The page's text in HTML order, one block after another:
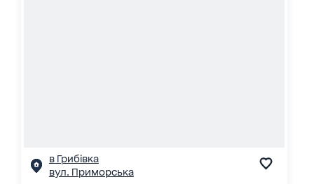
в Грибівка
вул. Приморська